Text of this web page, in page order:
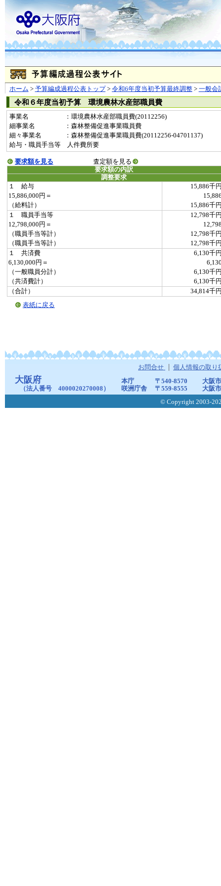
ホーム > 予算編成過程公表トップ> 令和6年度当初予算最終調整> 一般会
令和６年度当初予算 環境農林水産部職員費
事業名
：環境農林水産部職員費(20112256)
細事業名
：森林整備促進事業職員費
細々事業名
：森林整備促進事業職員費(20112256-04701137)
給与・職員手当等 人件費所要
要求額を見る
査定額を見る
要求額の内訳
調整要求
１ 給与
15,886千
15,886,000円＝
（給料計）
15,886千
１ 職員手当等
12,798千
12,798,000円＝
（職員手当等計）
12,798千
（職員手当等計）
12,798千
１ 共済費
6,130千
6,130,000円＝
（一般職員分計）
6,130千
（共済費計）
6,130千
（合計）
34,814千
表紙に戻る
お問合せ 個人情報の取り
大阪府
（法人番号 4000020270008）
本庁 〒540-8570
大阪
咲洲庁舎
〒559-8555
大阪
© Copyright 2003-